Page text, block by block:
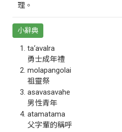
理。
小辭典
ta‘avalra
勇士成年禮
molapangolai
祖靈祭
asavasavahe
男性青年
atamatama
父字輩的稱呼